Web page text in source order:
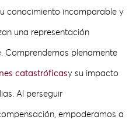
conocimiento incomparable y
una representación
Comprendemos plenamente
catastróficasy su impacto
Al perseguir
empoderamos a